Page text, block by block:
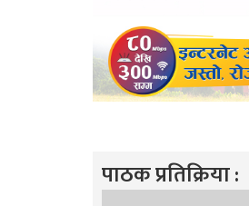
पाठक प्रतिक्रिया :